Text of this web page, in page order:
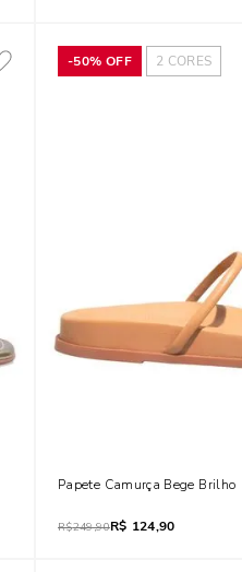
-50% OFF 2 CORES
Papete Camurça Bege Brilho
R$249,90R$ 124,90